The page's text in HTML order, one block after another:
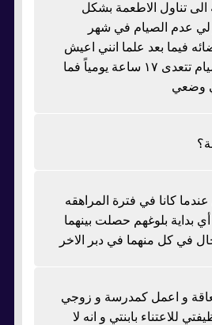
الى تناول الاطعمة بشكل
عدم الصيام في شهر
فيما بعد علما انني اعيش
في كندا وفترة الصيام تتعدى ١٧ ساعة يومياً فما
وضعي
كانا في فترة المراهقه
بداية بلوغهم حصلت بينهما
في كل منهما في دبر الاخر
و اعمل كمدرسة و زوجي
للاعتناء بابنتي و انه لا